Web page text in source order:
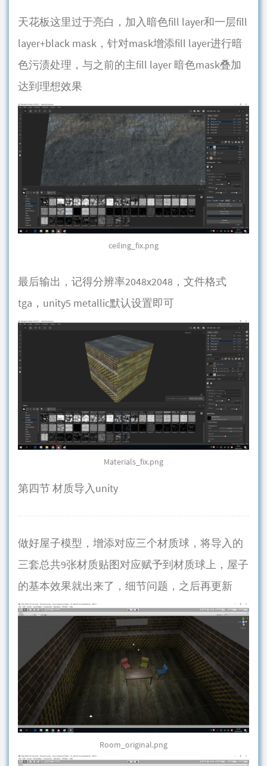
天花板这里过于亮白，加入暗色fill layer和一层fill
layer+black mask，针对mask增添fill layer进行暗
色污渍处理，与之前的主fill layer 暗色mask叠加
达到理想效果
ceiling_fix.png
最后输出，记得分辨率2048x2048，文件格式
tga，unity5 metallic默认设置即可
Materials_fix.png
第四节 材质导入unity
做好屋子模型，增添对应三个材质球，将导入的
三套总共9张材质贴图对应赋予到材质球上，屋子
的基本效果就出来了，细节问题，之后再更新
Room_original.png